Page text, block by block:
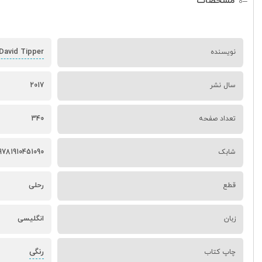
نویسنده Tipper
سال نشر 2017
تعداد صفحه 340
شابک
قطع رحلی
زبان انگلیسی
چاپ کتاب رنگی